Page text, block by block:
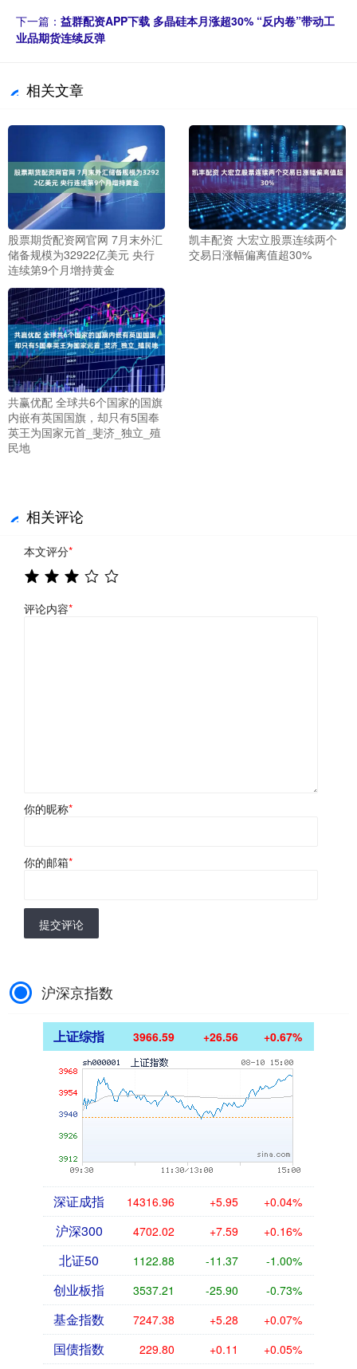
下一篇： 益群配资APP下载 多晶硅本月涨超30% “反内卷”带动工
业品期货连续反弹
相关文章
股票期货配资网官网 7月末外汇
储备规模为32922亿美元 央行
连续第9个月增持黄金
凯丰配资 大宏立股票连续两个
交易日涨幅偏离值超30%
共赢优配 全球共6个国家的国旗
内嵌有英国国旗，却只有5国奉
英王为国家元首_斐济_独立_殖
民地
相关评论
本文评分*
评论内容*
你的昵称*
你的邮箱*
提交评论
沪深京指数
上证综指 3966.59 +26.56 +0.67%
深证成指 14316.96 +5.95 +0.04%
沪深300 4702.02 +7.59 +0.16%
北证50 1122.88 -11.37 -1.00%
创业板指 3537.21 -25.90 -0.73%
基金指数 7247.38 +5.28 +0.07%
国债指数 229.80 +0.11 +0.05%